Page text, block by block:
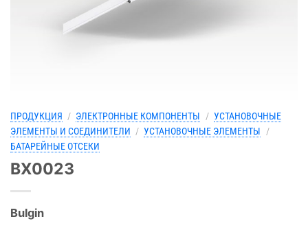
ПРОДУКЦИЯ / ЭЛЕКТРОННЫЕ КОМПОНЕНТЫ / УСТАНОВОЧНЫЕ
ЭЛЕМЕНТЫ И СОЕДИНИТЕЛИ / УСТАНОВОЧНЫЕ ЭЛЕМЕНТЫ
/
БАТАРЕЙНЫЕ ОТСЕКИ
BX0023
Bulgin